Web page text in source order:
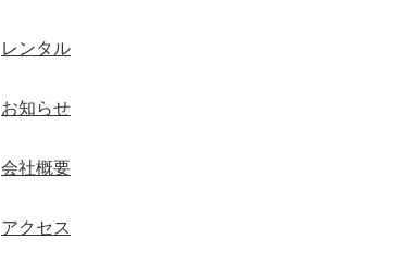
レンタル
お知らせ
会社概要
アクセス